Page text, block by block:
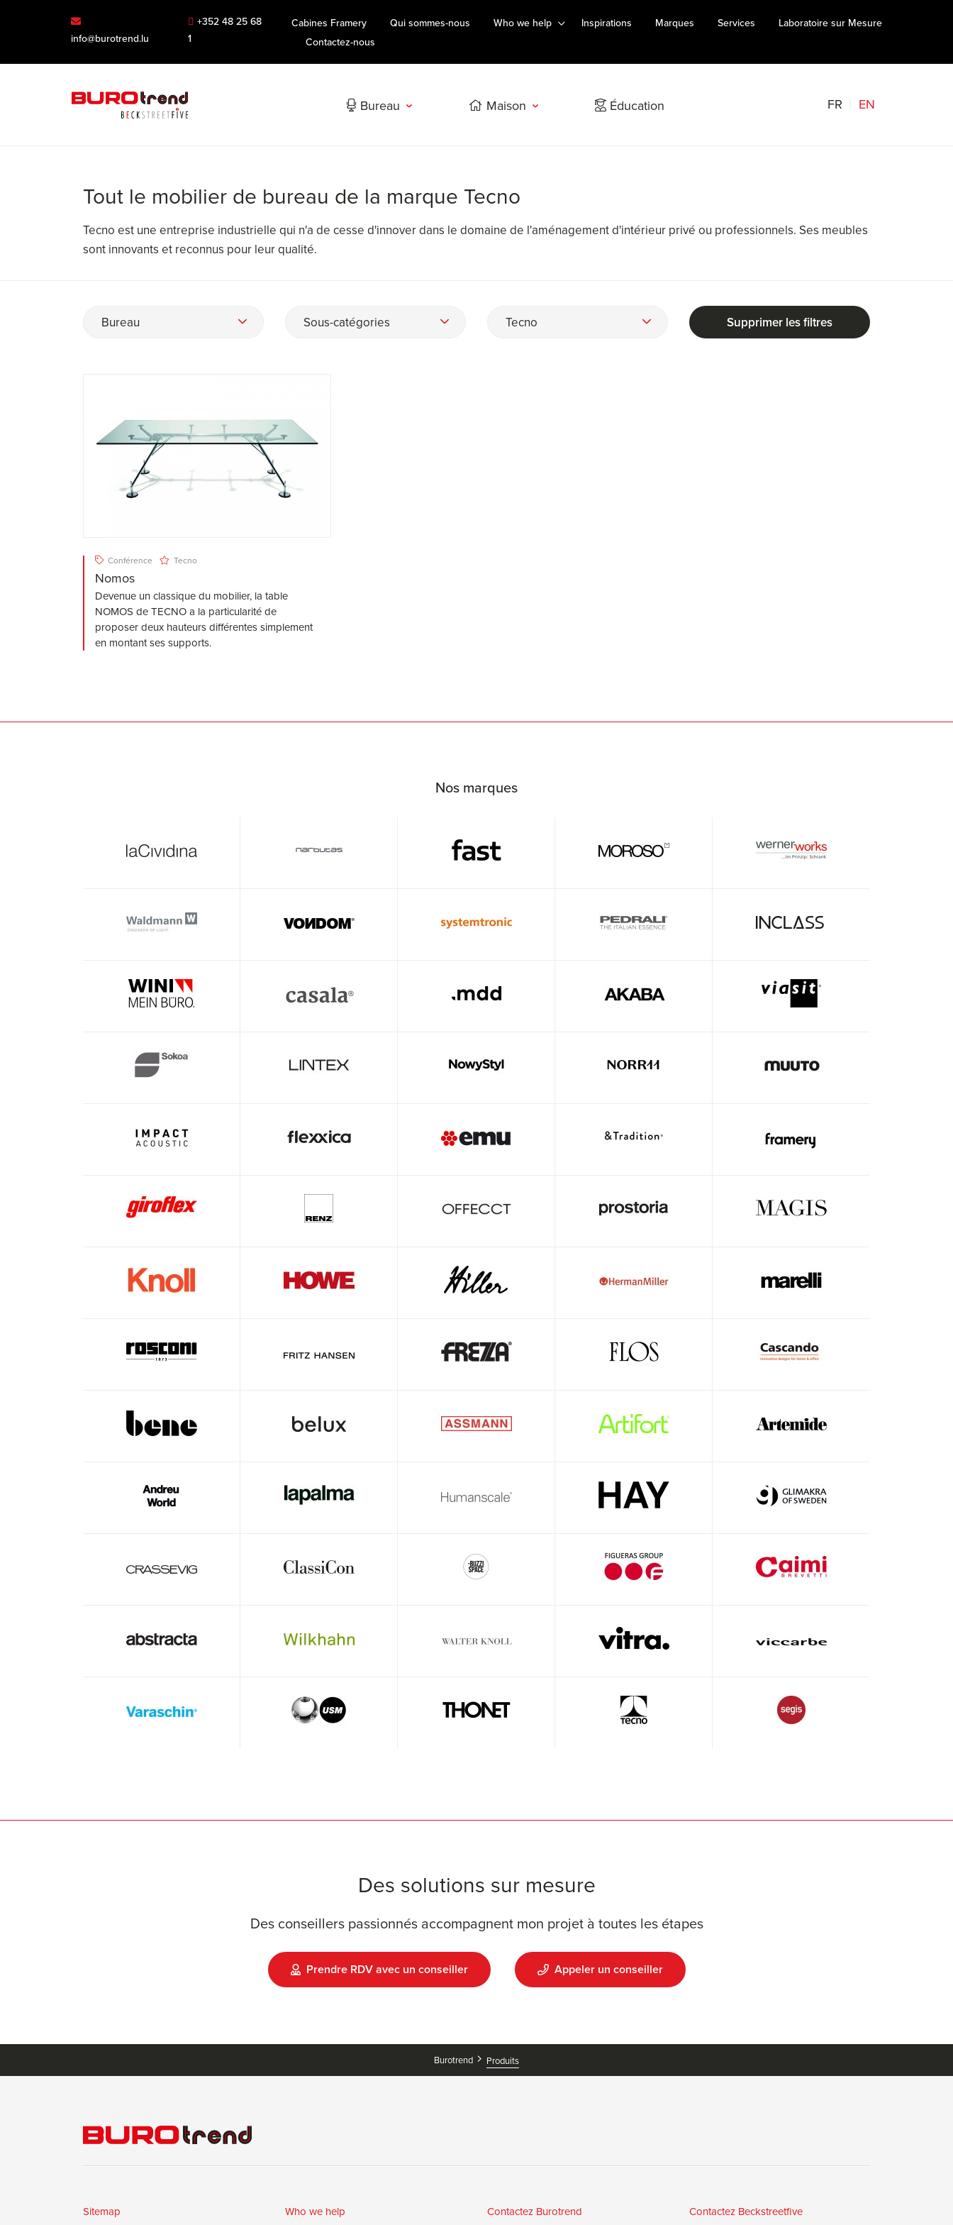
info@burotrend.lu
+352 48 25 68
1
Cabines Framery Qui sommes-nous Who we help Inspirations Marques Services
Laboratoire sur Mesure
Contactez-nous
Bureau Maison Éducation FR EN
Tout le mobilier de bureau de la marque Tecno
Tecno est une entreprise industrielle qui n'a de cesse d'innover dans le domaine de l'aménagement d'intérieur privé ou professionnels. Ses meubles
sont innovants et reconnus pour leur qualité.
Bureau Sous-catégories Tecno Supprimer les filtres
Conférence Tecno
Nomos
Devenue un classique du mobilier, la table
NOMOS de TECNO a la particularité de
proposer deux hauteurs différentes simplement
en montant ses supports.
Nos marques
Des solutions sur mesure
Des conseillers passionnés accompagnent mon projet à toutes les étapes
Prendre RDV avec un conseiller Appeler un conseiller
Burotrend Produits
Sitemap Who we help Contactez Burotrend Contactez Beckstreetfive